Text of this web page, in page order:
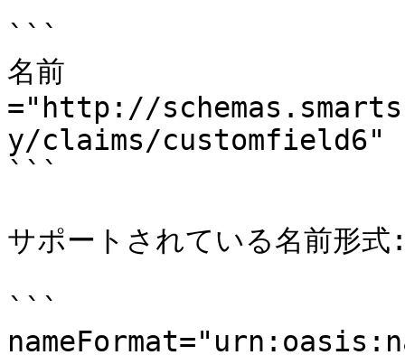
```
名前
="http://
y/claims/customfield6"
```
サポートされている名前形
```